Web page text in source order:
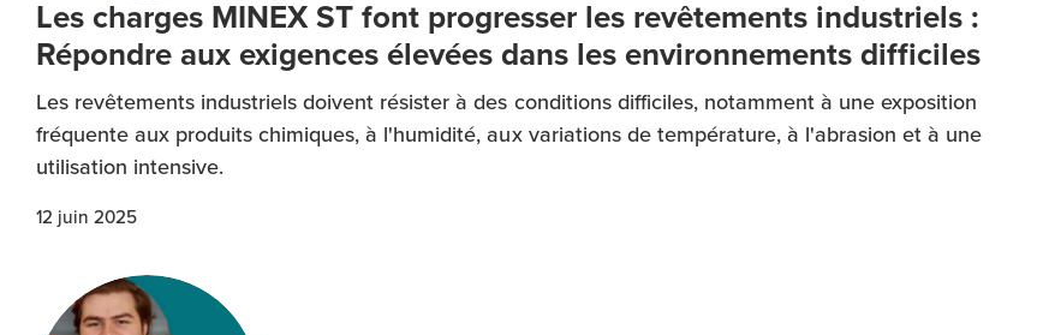
Les charges MINEX ST font progresser les revêtements industriels :
Répondre aux exigences élevées dans les environnements difficiles
Les revêtements industriels doivent résister à des conditions difficiles, notamment à une exposition
fréquente aux produits chimiques, à l'humidité, aux variations de température, à l'abrasion et à une
utilisation intensive.
12 juin 2025